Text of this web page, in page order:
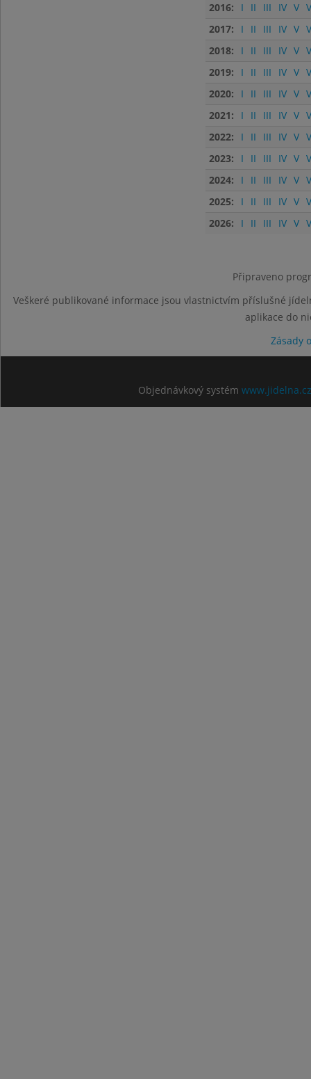
2016: I II III IV V
2017:
I II III IV V
2018:
I II III IV V
2019:
I II III IV V
2020:
I II III IV V
2021:
I II III IV V
2022:
I II III IV V
2023:
I II III IV V
2024:
I II III IV V
2025:
I II III IV V
2026:
I II III IV V
Připraveno
Veškeré publikované informace jsou vlastnictvím příslušné
aplikace do
Zásady
Objednávkový systém www.jidelna.cz